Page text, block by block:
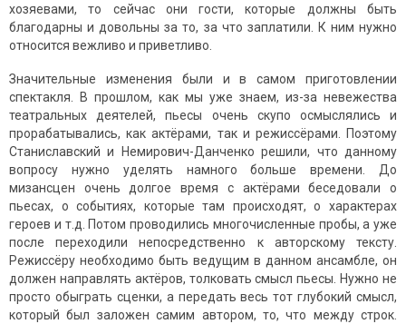
хозяевами, то сейчас они гости, которые должны быть
благодарны и довольны за то, за что заплатили. К ним нужно
относится вежливо и приветливо.
Значительные изменения были и в самом приготовлении
спектакля. В прошлом, как мы уже знаем, из-за невежества
театральных деятелей, пьесы очень скупо осмыслялись и
прорабатывались, как актёрами, так и режиссёрами. Поэтому
Станиславский и Немирович-Данченко решили, что данному
вопросу нужно уделять намного больше времени. До
мизансцен очень долгое время с актёрами беседовали о
пьесах, о событиях, которые там происходят, о характерах
героев и т.д. Потом проводились многочисленные пробы, а уже
после переходили непосредственно к авторскому тексту.
Режиссёру необходимо быть ведущим в данном ансамбле, он
должен направлять актёров, толковать смысл пьесы. Нужно не
просто обыграть сценки, а передать весь тот глубокий смысл,
который был заложен самим автором, то, что между строк.